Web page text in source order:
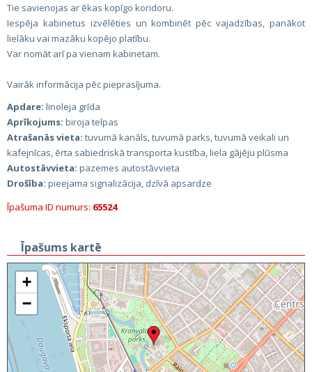
Tie savienojas ar ēkas kopīgo koridoru.
Iespēja kabinetus izvēlēties un kombinēt pēc vajadzības, panākot
lielāku vai mazāku kopējo platību.
Var nomāt arī pa vienam kabinetam.
Vairāk informācija pēc pieprasījuma.
Apdare: linoleja grīda
Aprīkojums: biroja telpas
Atrašanās vieta: tuvumā kanāls, tuvumā parks, tuvumā veikali un
kafejnīcas, ērta sabiedriskā transporta kustība, liela gājēju plūsma
Autostāvvieta: pazemes autostāvvieta
Drošība: pieejama signalizācija, dzīvā apsardze
Īpašuma ID numurs: 65524
Īpašums kartē
+
−